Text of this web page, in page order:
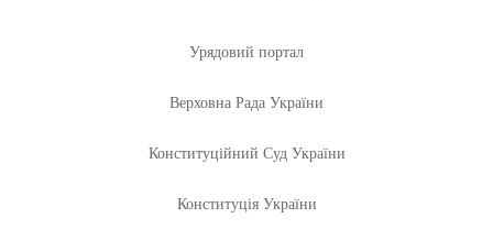
Урядовий портал
Верховна Рада України
Конституційний Суд України
Конституція України